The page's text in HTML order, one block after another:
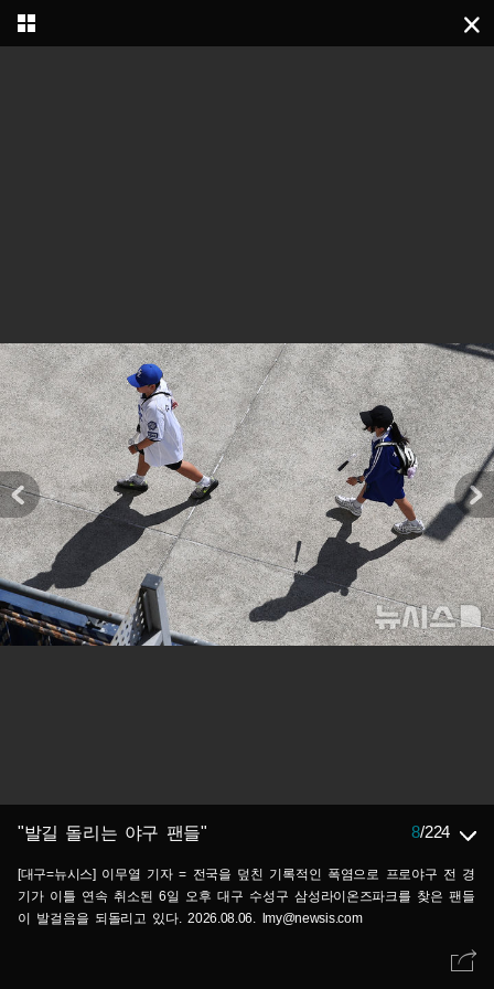
"발길 돌리는 야구 팬들" 8/224
[대구=뉴시스] 이무열 기자 = 전국을 덮친 기록적인 폭염으로 프로야구 전 경
기가 이틀 연속 취소된 6일 오후 대구 수성구 삼성라이온즈파크를 찾은 팬들
이 발걸음을 되돌리고 있다. 2026.08.06. lmy@newsis.com